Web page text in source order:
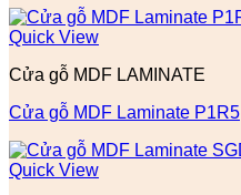
Quick View
Cửa gỗ MDF LAMINATE
Cửa gỗ MDF Laminate P1R5
Quick View